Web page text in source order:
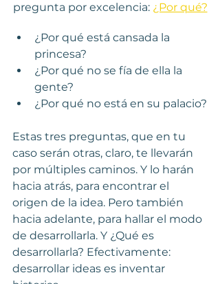
pregunta por excelencia: ¿Por qué?
¿Por qué está cansada la
princesa?
¿Por qué no se fía de ella la
gente?
¿Por qué no está en su palacio?
Estas tres preguntas, que en tu
caso serán otras, claro, te llevarán
por múltiples caminos. Y lo harán
hacia atrás, para encontrar el
origen de la idea. Pero también
hacia adelante, para hallar el modo
de desarrollarla. Y ¿Qué es
desarrollarla? Efectivamente:
desarrollar ideas es inventar